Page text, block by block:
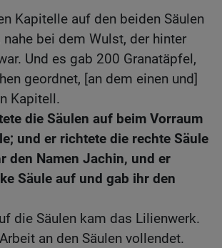
Kapitelle auf den beiden Säulen
nahe bei dem Wulst, der hinter
Und es gab 200 Granatäpfel,
geordnet, [an dem einen und]
Kapitell.
die Säulen auf beim Vorraum
und er richtete die rechte Säule
den Namen Jachin, und er
Säule auf und gab ihr den
die Säulen kam das Lilienwerk.
an den Säulen vollendet.